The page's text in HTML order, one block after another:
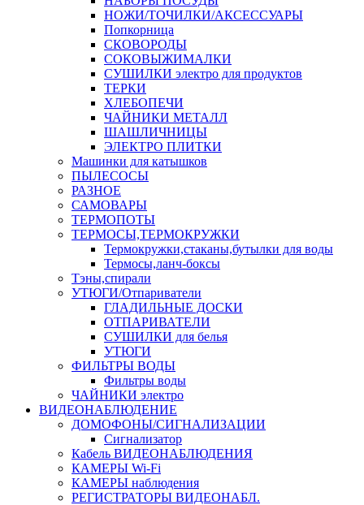
НОЖИ/ТОЧИЛКИ/АКСЕССУАРЫ
Попкорница
СКОВОРОДЫ
СОКОВЫЖИМАЛКИ
СУШИЛКИ электро для продуктов
ТЕРКИ
ХЛЕБОПЕЧИ
ЧАЙНИКИ МЕТАЛЛ
ШАШЛИЧНИЦЫ
ЭЛЕКТРО ПЛИТКИ
Машинки для катышков
ПЫЛЕСОСЫ
РАЗНОЕ
САМОВАРЫ
ТЕРМОПОТЫ
ТЕРМОСЫ,ТЕРМОКРУЖКИ
Термокружки,стаканы,бутылки для воды
Термосы,ланч-боксы
Тэны,спирали
УТЮГИ/Отпариватели
ГЛАДИЛЬНЫЕ ДОСКИ
ОТПАРИВАТЕЛИ
СУШИЛКИ для белья
УТЮГИ
ФИЛЬТРЫ ВОДЫ
Фильтры воды
ЧАЙНИКИ электро
ВИДЕОНАБЛЮДЕНИЕ
ДОМОФОНЫ/СИГНАЛИЗАЦИИ
Сигнализатор
Кабель ВИДЕОНАБЛЮДЕНИЯ
КАМЕРЫ Wi-Fi
КАМЕРЫ наблюдения
РЕГИСТРАТОРЫ ВИДЕОНАБЛ.